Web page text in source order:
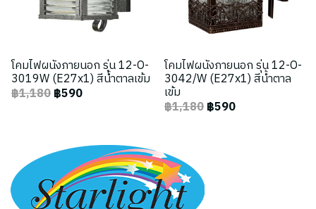
โคมไฟผนังภายนอก รุ่น 12-O-
3019W (E27x1) สีน้ำตาลเข้ม
฿1,180฿590
โคมไฟผนังภายนอก รุ่น 12-O-
3042/W (E27x1) สีน้ำตาล
เข้ม
฿1,180฿590